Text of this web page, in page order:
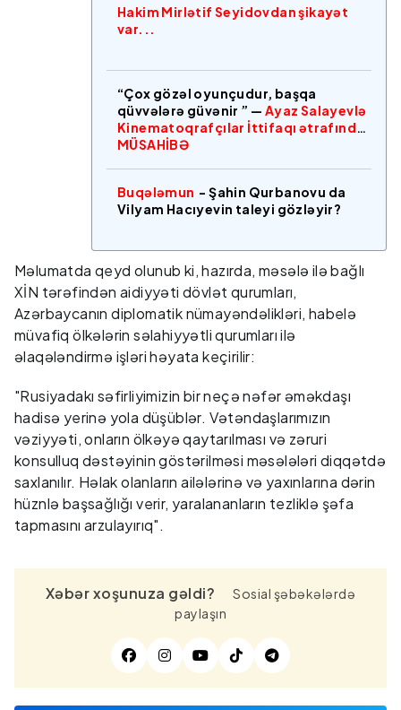
Hakim Mirlətif Seyidovdan şikayət
var...
“Çox gözəl oyunçudur, başqa
qüvvələrə güvənir ” — Ayaz Salayevlə
Kinematoqrafçılar İttifaqı ətrafında
MÜSAHİBƏ
Buqələmun - Şahin Qurbanovu da
Vilyam Hacıyevin taleyi gözləyir?
Məlumatda qeyd olunub ki, hazırda, məsələ ilə bağlı
XİN tərəfindən aidiyyəti dövlət qurumları,
Azərbaycanın diplomatik nümayəndəlikləri, habelə
müvafiq ölkələrin səlahiyyətli qurumları ilə
əlaqələndirmə işləri həyata keçirilir:
"Rusiyadakı səfirliyimizin bir neçə nəfər əməkdaşı
hadisə yerinə yola düşüblər. Vətəndaşlarımızın
vəziyyəti, onların ölkəyə qaytarılması və zəruri
konsulluq dəstəyinin göstərilməsi məsələləri diqqətdə
saxlanılır. Həlak olanların ailələrinə və yaxınlarına dərin
hüznlə başsağlığı verir, yaralananların tezliklə şəfa
tapmasını arzulayırıq".
Xəbər xoşunuza gəldi?
Sosial şəbəkələrdə
paylaşın